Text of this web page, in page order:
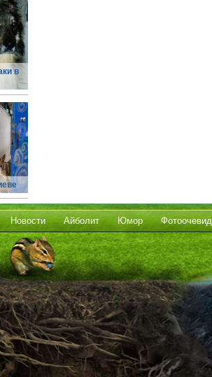
в
Новости Айболит Юмор